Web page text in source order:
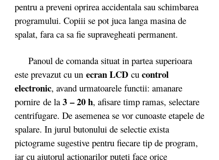
pentru a preveni oprirea accidentala sau schimbarea
programului. Copiii se pot juca langa masina de
spalat, fara ca sa fie supravegheati permanent.
Panoul de comanda situat in partea superioara
este prevazut cu un ecran LCD cu control
electronic, avand urmatoarele functii: amanare
pornire de la 3 – 20 h, afisare timp ramas, selectare
centrifugare. De asemenea se vor cunoaste etapele de
spalare. In jurul butonului de selectie exista
pictograme sugestive pentru fiecare tip de program,
iar cu ajutorul actionarilor puteti face orice